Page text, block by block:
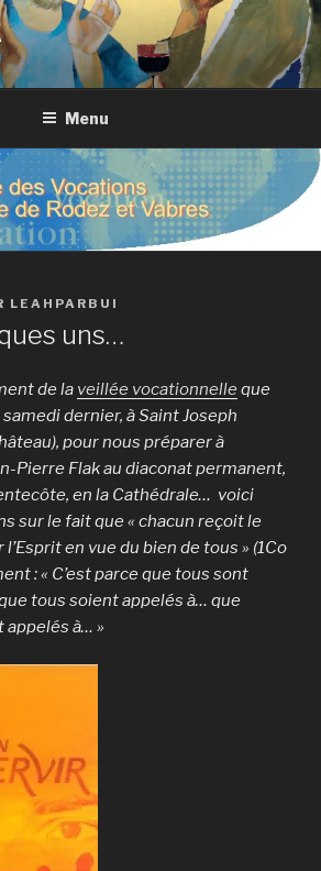
Menu
LEAHPARBUI
uns…
de la veillée vocationnelle que
dernier, à Saint Joseph
pour nous préparer à
Pierre Flak au diaconat permanent,
en la Cathédrale… voici
sur le fait que « chacun reçoit le
en vue du bien de tous » (1Co
: « C’est parce que tous sont
tous soient appelés à… que
à… »